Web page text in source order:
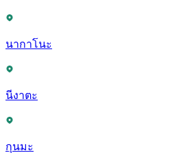
นากาโนะ
นีงาตะ
กุนมะ